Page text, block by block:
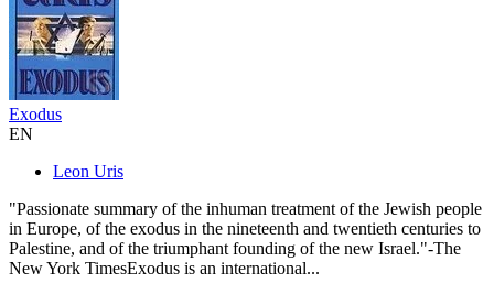
Exodus
EN
Leon Uris
"Passionate summary of the inhuman treatment of the Jewish people
in Europe, of the exodus in the nineteenth and twentieth centuries to
Palestine, and of the triumphant founding of the new Israel."-The
New York TimesExodus is an international...